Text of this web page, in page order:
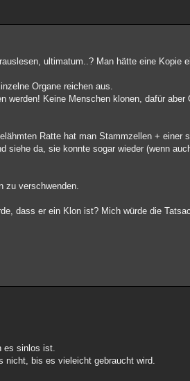
ultimatum..? Man hätte eine Kopie
Organe reichen aus.
werden! Keine Menschen klonen, dafür
Ratte hat man Stammzellen + einer
siehe da, sie konnte sogar wieder (wenn
zu verschwenden.
dass er ein Klon ist? Mich würde die
es sinlos ist.
nicht, bis es vieleicht gebraucht wird.